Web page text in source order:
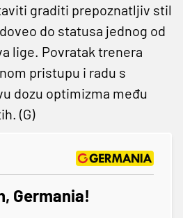
graditi prepoznatljiv stil
do statusa jednog od
lige. Povratak trenera
pristupu i radu s
dozu optimizma među
(G)
Germania!